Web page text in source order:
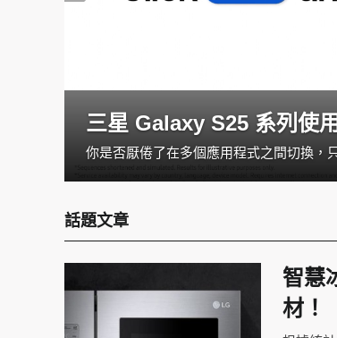
三星 Galaxy S25 系列使
話題文章
智慧
材！